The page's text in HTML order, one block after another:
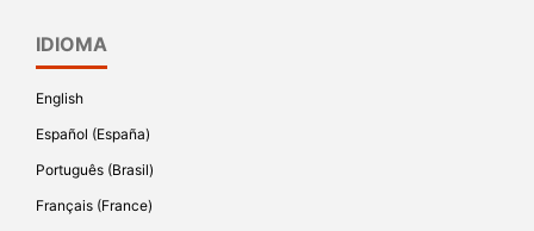
IDIOMA
English
Español (España)
Português (Brasil)
Français (France)